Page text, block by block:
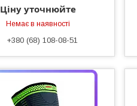
Ціну уточнюйте
Немає в наявності
+380 (68) 108-08-51